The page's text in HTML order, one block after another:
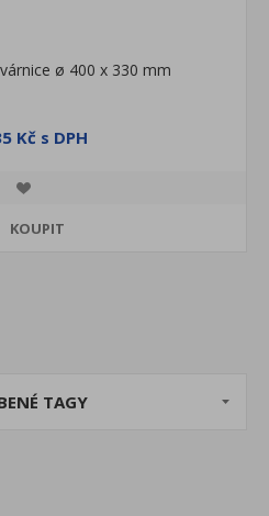
ø 400 x 330 mm
Kč s DPH
KOUPIT
TAGY